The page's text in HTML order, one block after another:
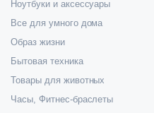
Ноутбуки и аксессуары
Все для умного дома
Образ жизни
Бытовая техника
Товары для животных
Часы, Фитнес-браслеты